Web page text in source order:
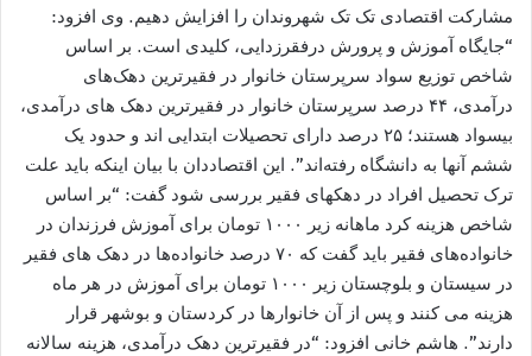
مشارکت اقتصادی تک تک شهروندان را افزایش دهیم. وی افزود:
“جایگاه آموزش و پرورش درفقرزدایی، کلیدی است. بر اساس
شاخص توزیع سواد سرپرستان خانوار در فقیرترین دهک‌های
درآمدی، ۴۴ درصد سرپرستان خانوار در فقیرترین دهک های درآمدی،
بیسواد هستند؛ ۲۵ درصد دارای تحصیلات ابتدایی اند و حدود یک
ششم آنها به دانشگاه رفته‌اند”. این اقتصاددان با بیان اینکه باید علت
ترک تحصیل افراد در دهکهای فقیر بررسی شود گفت: “بر اساس
شاخص‌ هزینه کرد ماهانه زیر ۱۰۰۰ تومان برای آموزش فرزندان در
خانواده‌های فقیر باید گفت که ۷۰ درصد خانواده‌ها در دهک های فقیر
در سیستان و بلوچستان زیر ۱۰۰۰ تومان برای آموزش در هر ماه
هزینه می کنند و پس از آن خانوارها در کردستان و بوشهر قرار
دارند”. هاشم خانی افزود: “در فقیرترین دهک درآمدی، هزینه سالانه